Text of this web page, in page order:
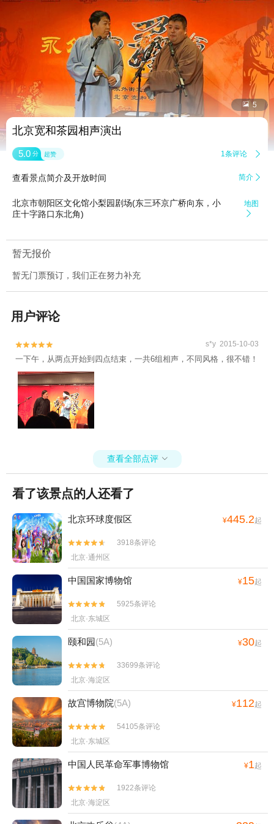
 5
北京宽和茶园相声演出
5.0 分 超赞 1条评论 
查看景点简介及开放时间 简介 
北京市朝阳区文化馆小梨园剧场(东三环京广桥向东，小
庄十字路口东北角)
地图

暂无报价
暂无门票预订，我们正在努力补充
用户评论

 s*y 2015-10-03
一下午，从两点开始到四点结束，一共6组相声，不同风格，很不错！
查看全部点评 
看了该景点的人还看了
北京环球度假区 ¥445.2起


3918条评论
北京·通州区
中国国家博物馆 ¥15起


5925条评论
北京·东城区
颐和园(5A) ¥30起


33699条评论
北京·海淀区
故宫博物院(5A) ¥112起


54105条评论
北京·东城区
中国人民革命军事博物馆 ¥1起


1922条评论
北京·海淀区